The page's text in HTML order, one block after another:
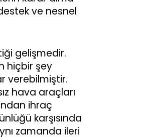
ve nesnel
gelişmedir.
hiçbir şey
verebilmiştir.
hava araçları
ihraç
karşısında
zamanda ileri